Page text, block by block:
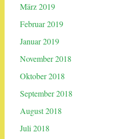
März 2019
Februar 2019
Januar 2019
November 2018
Oktober 2018
September 2018
August 2018
Juli 2018